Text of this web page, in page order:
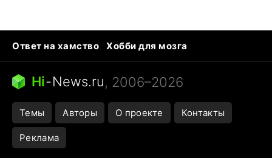
Ответ на хамство
Хобби для мозга
Бензин 100 и 95
Тунцы в океанариуме
Следующая пандемия
Hi-News.ru, 2006–2026
Темы Авторы О проекте Контакты
Реклама